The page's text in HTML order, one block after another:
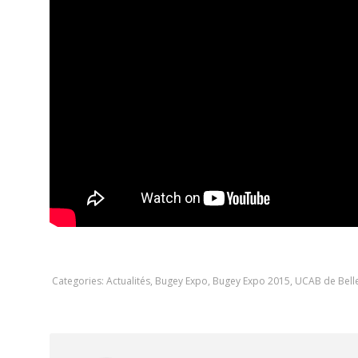
Categories: Actualités, Bugey Expo, Bugey Expo 2015, UCAB de